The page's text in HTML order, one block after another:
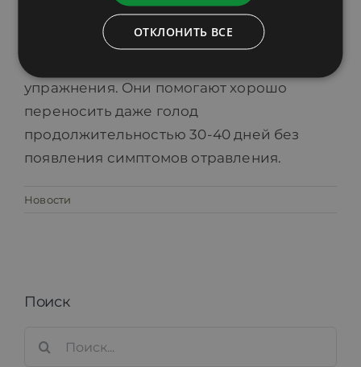
лечебного голодания входят такие
процедуры, как клизма, ванна, массаж,
упражнения. Они помогают хорошо
переносить даже голод
продолжительностью 30-40 дней без
появления симптомов отравления.
Новости
Поиск
Search
ОТКЛОНИТЬ ВСЕ